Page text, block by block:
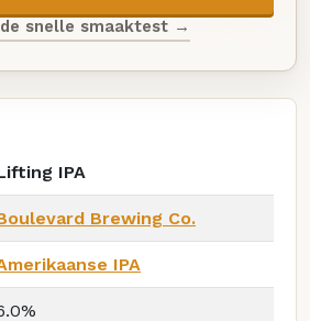
snelle smaaktest →
IPA
Brewing Co.
IPA